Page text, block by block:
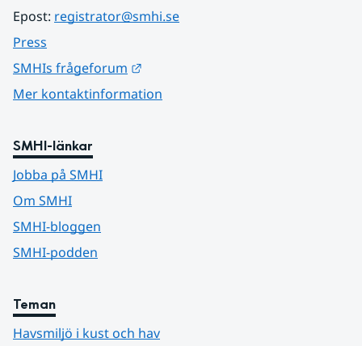
Epost: registrator@smhi.se
Press
SMHIs frågeforum
Mer kontaktinformation
SMHI-länkar
Jobba på SMHI
Om SMHI
SMHI-bloggen
SMHI-podden
Teman
Havsmiljö i kust och hav